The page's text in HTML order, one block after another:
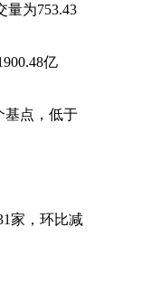
量为753.43
亿
基点，低于
家，环比减